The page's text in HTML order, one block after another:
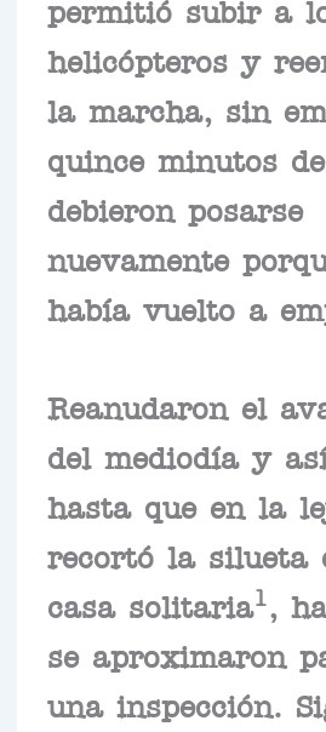
permitió subir a
helicópteros y
la marcha, sin
quince minutos
debieron posarse
nuevamente
había vuelto a
Reanudaron el
del mediodía y
hasta que en la
recortó la silueta
casa solitaria ,
se aproximaron
una inspección.